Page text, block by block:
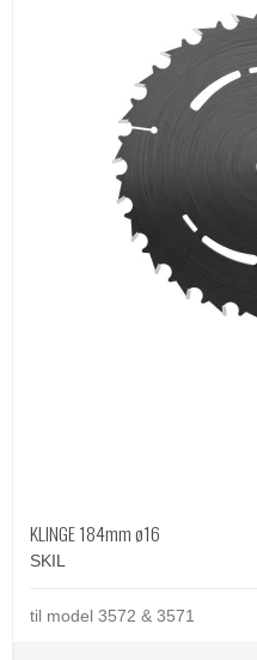
KLINGE 184mm ø16
SKIL
til model 3572 & 3571